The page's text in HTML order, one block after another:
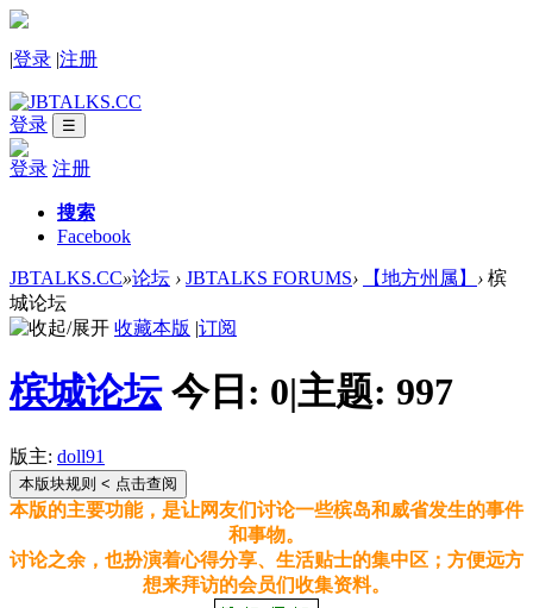
|登录 |注册
登录 ☰
登录 注册
搜索
Facebook
JBTALKS.CC»论坛 › JBTALKS FORUMS› 【地方州属】 › 槟
城论坛
收藏本版 |订阅
槟城论坛 今日: 0|主题: 997
版主: doll91
本版块规则 < 点击查阅
本版的主要功能，是让网友们讨论一些槟岛和威省发生的事件
和事物。
讨论之余，也扮演着心得分享、生活贴士的集中区；方便远方
想来拜访的会员们收集资料。